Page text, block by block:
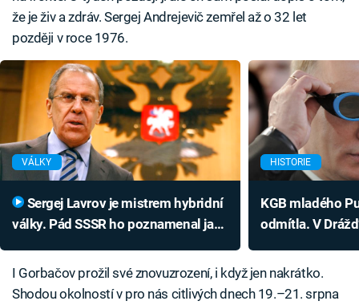
že je živ a zdráv. Sergej Andrejevič zemřel až o 32 let
později v roce 1976.
VÁLKY
války. Pád SSSR ho poznamenal jako
HISTORIE
KGB mladého
odmítla. V
I Gorbačov prožil své znovuzrození, i když jen nakrátko.
Shodou okolností v pro nás citlivých dnech 19.–21. srpna